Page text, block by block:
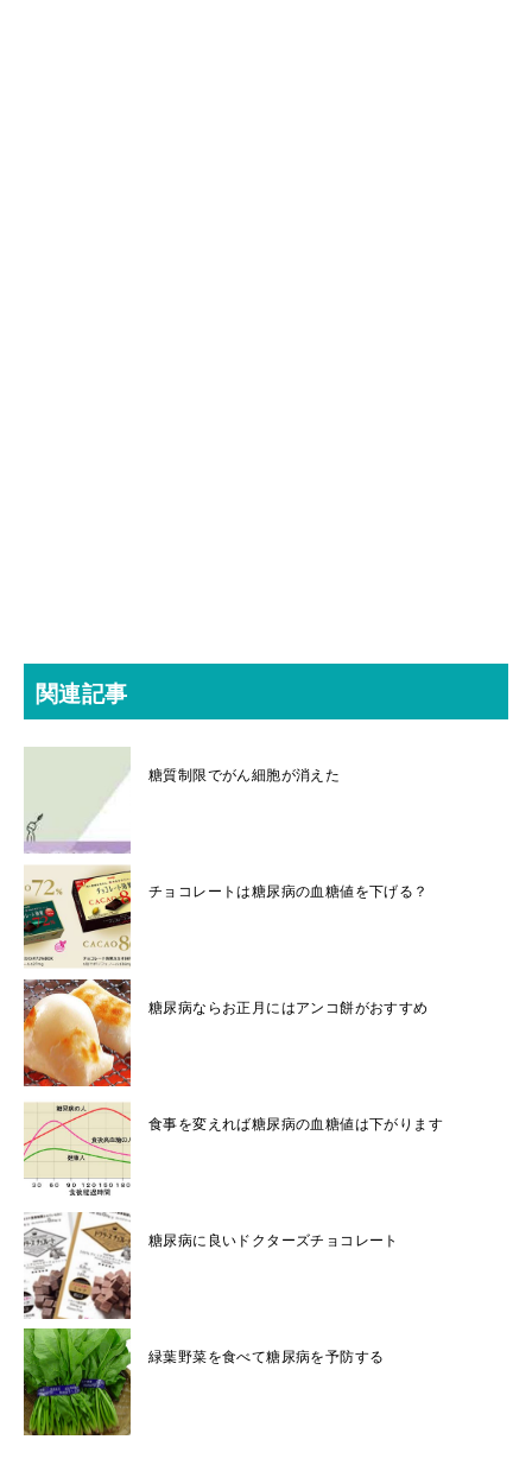
関連記事
糖質制限でがん細胞が消えた
チョコレートは糖尿病の血糖値を下げる？
糖尿病ならお正月にはアンコ餅がおすすめ
食事を変えれば糖尿病の血糖値は下がります
糖尿病に良いドクターズチョコレート
緑葉野菜を食べて糖尿病を予防する